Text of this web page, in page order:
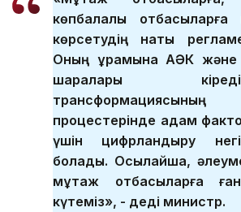
көпбалалы отбасыларға
көрсетудің нақты
Оның құрамына АӘК және
шаралары
процестерінде адам
үшін цифрландыру
болады. Осылайша,
мұқтаж отбасыларға
күтеміз», - деді министр.